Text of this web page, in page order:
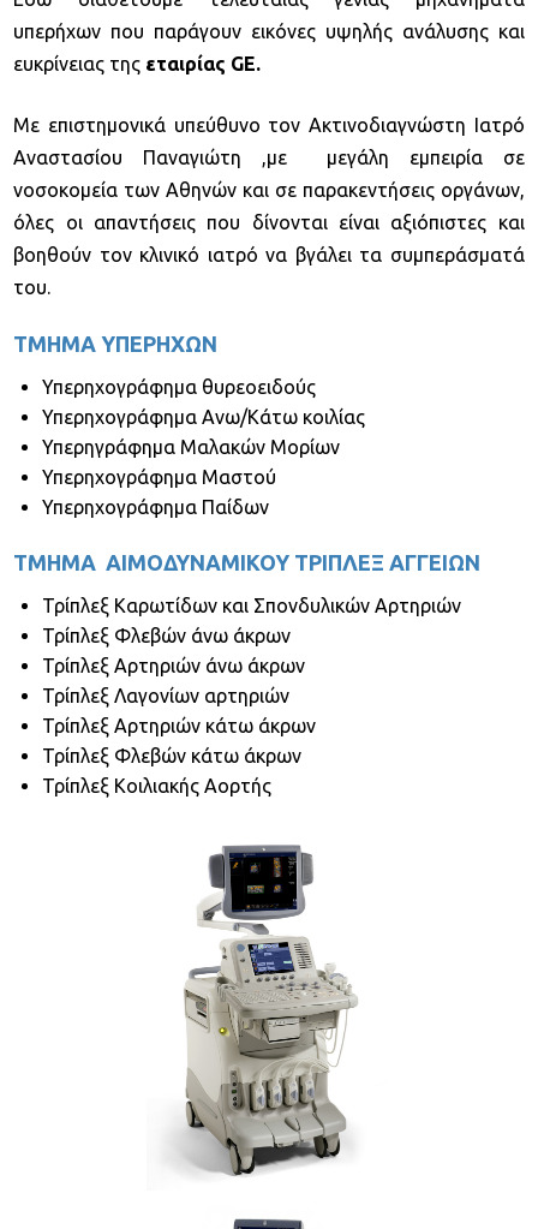
υπερήχων που παράγουν εικόνες υψηλής ανάλυσης και
ευκρίνειας της εταιρίας GE.
Με επιστημονικά υπεύθυνο τον Ακτινοδιαγνώστη Ιατρό
Αναστασίου Παναγιώτη ,με μεγάλη εμπειρία σε
νοσοκομεία των Αθηνών και σε παρακεντήσεις οργάνων,
όλες οι απαντήσεις που δίνονται είναι αξιόπιστες και
βοηθούν τον κλινικό ιατρό να βγάλει τα συμπεράσματά
του.
ΤΜΗΜΑ ΥΠΕΡΗΧΩΝ
Υπερηχογράφημα θυρεοειδούς
Υπερηχογράφημα Ανω/Κάτω κοιλίας
Υπερηγράφημα Μαλακών Μορίων
Υπερηχογράφημα Μαστού
Υπερηχογράφημα Παίδων
ΤΜΗΜΑ ΑΙΜΟΔΥΝΑΜΙΚΟΥ ΤΡΙΠΛΕΞ ΑΓΓΕΙΩΝ
Τρίπλεξ Καρωτίδων και Σπονδυλικών Αρτηριών
Τρίπλεξ Φλεβών άνω άκρων
Τρίπλεξ Αρτηριών άνω άκρων
Τρίπλεξ Λαγονίων αρτηριών
Τρίπλεξ Αρτηριών κάτω άκρων
Τρίπλεξ Φλεβών κάτω άκρων
Τρίπλεξ Κοιλιακής Αορτής